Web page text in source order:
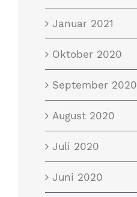
Januar 2021
Oktober 2020
September 2020
August 2020
Juli 2020
Juni 2020